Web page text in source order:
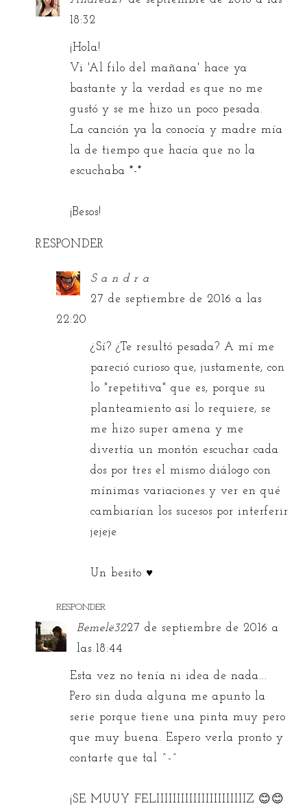
18:32
¡Hola!
Vi 'Al filo del mañana' hace ya
bastante y la verdad es que no me
gustó y se me hizo un poco pesada.
La canción ya la conocía y madre mía
la de tiempo que hacía que no la
escuchaba *-*
¡Besos!
RESPONDER
S a n d r a
27 de septiembre de 2016 a las
22:20
¿Sí? ¿Te resultó pesada? A mí me
pareció curioso que, justamente, con
lo "repetitiva" que es, porque su
planteamiento así lo requiere, se
me hizo super amena y me
divertía un montón escuchar cada
dos por tres el mismo diálogo con
mínimas variaciones y ver en qué
cambiarían los sucesos por interferir
jejeje
Un besito ♥
RESPONDER
Bemelë3227 de septiembre de 2016 a
las 18:44
Esta vez no tenía ni idea de nada...
Pero sin duda alguna me apunto la
serie porque tiene una pinta muy pero
que muy buena. Espero verla pronto y
contarte que tal ^-^
¡SE MUUY FELIIIIIIIIIIIIIIIIIIIIIIZ 😊😊